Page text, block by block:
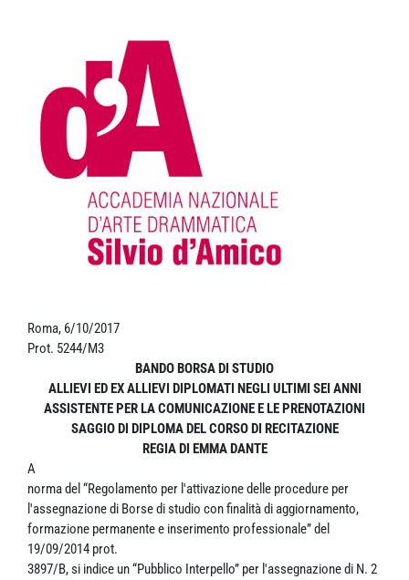
Roma, 6/10/2017
Prot. 5244/M3
BANDO BORSA DI STUDIO
ALLIEVI ED EX ALLIEVI DIPLOMATI NEGLI ULTIMI SEI ANNI
ASSISTENTE PER LA COMUNICAZIONE E LE PRENOTAZIONI
SAGGIO DI DIPLOMA DEL CORSO DI RECITAZIONE
REGIA DI EMMA DANTE
A
norma del “Regolamento per l'attivazione delle procedure per
l'assegnazione di Borse di studio con finalità di aggiornamento,
formazione permanente e inserimento professionale” del
19/09/2014 prot.
3897/B, si indice un “Pubblico Interpello” per l'assegnazione di N. 2